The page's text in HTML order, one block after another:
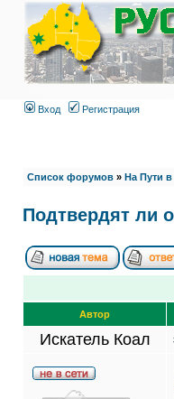
Вход Регистрация
Список форумов » На Пути
Подтвердят ли
Автор
Искатель Коал